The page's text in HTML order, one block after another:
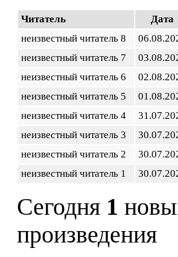
Читатель Дата
неизвестный читатель 8
неизвестный читатель 7
неизвестный читатель 6
неизвестный читатель 5
неизвестный читатель 4
неизвестный читатель 3
неизвестный читатель 2
неизвестный читатель 1
Сегодня 1
произведения